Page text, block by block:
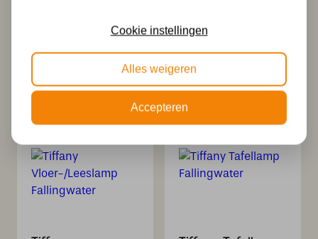
Tiffany T-lamp
lichts hanglamp
730,00
Tiffany Vloerlamp
199,90
Cookie instellingen
Alles weigeren
Accepteren